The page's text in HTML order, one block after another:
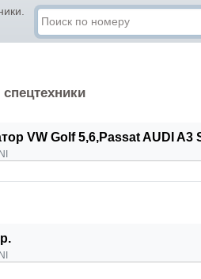
VW Golf 5,6,Passat AUDI